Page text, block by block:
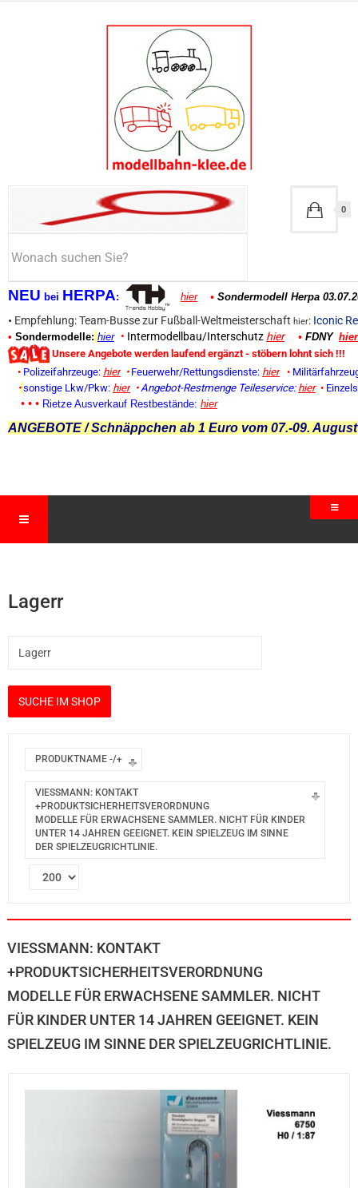
NEU bei HERPA: hier • Sondermodell Herpa
• Empfehlung: Team-Busse zur Fußball-Weltmeisterschaft hier: Iconic
• Sondermodelle: hier • Intermodellbau/Interschutz hier • FDNY hier
Unsere Angebote werden laufend ergänzt - stöbern lohnt sich !!!
• Polizeifahrzeuge: hier • Feuerwehr/Rettungsdienste: hier •
• sonstige Lkw/Pkw: hier • Angebot-Restmenge Teileservice: hier •
• • • Rietze Ausverkauf Restbestände: hier
ANGEBOTE / Schnäppchen ab 1 Euro vom 07.-09.
0
Lagerr
PRODUKTNAME -/+
VIESSMANN: KONTAKT
+PRODUKTSICHERHEITSVERORDNUNG
MODELLE FÜR ERWACHSENE SAMMLER. NICHT FÜR KINDER
UNTER 14 JAHREN GEEIGNET. KEIN SPIELZEUG IM SINNE
DER SPIELZEUGRICHTLINIE.
VIESSMANN: KONTAKT
+PRODUKTSICHERHEITSVERORDNUNG
MODELLE FÜR ERWACHSENE SAMMLER. NICHT
FÜR KINDER UNTER 14 JAHREN GEEIGNET. KEIN
SPIELZEUG IM SINNE DER SPIELZEUGRICHTLINIE.